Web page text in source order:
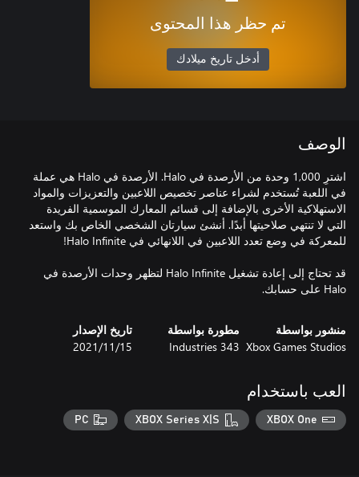
تم حظر هذا المحتوى
أدخل تاريخ ميلادك
الوصف
اشترِ 1,000 وحدة من الأرصدة في Halo. الأرصدة في Halo هي عملة
في اللعبة تُستخدم لشراء عناصر تخصيص اللاعبين والتعزيزات والمواد
الاستهلاكية الأخرى بالإضافة إلى قسائم المعارك الموسمية الفريدة
التي لا تنتهي صلاحيتها أبدًا. أنشئ سيارتان الشخصي الخاص بك واستعد
قد تحتاج إلى إعادة تشغيل Halo Infinite لتظهر وحدات الأرصدة في
Halo على حسابك.
منشور بواسطة
Xbox Games Studios
مطورة بواسطة
343 Industries
تاريخ الإصدار
15‏/11‏/2021
العب باستخدام
XBOX One
XBOX Series X|S
PC